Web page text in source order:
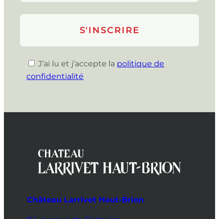
J’ai lu et j’accepte la politique de
confidentialité
Château Larrivet Haut-Brion